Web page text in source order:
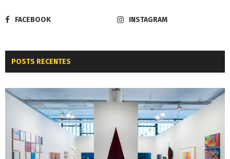
FACEBOOK INSTAGRAM
POSTS RECENTES